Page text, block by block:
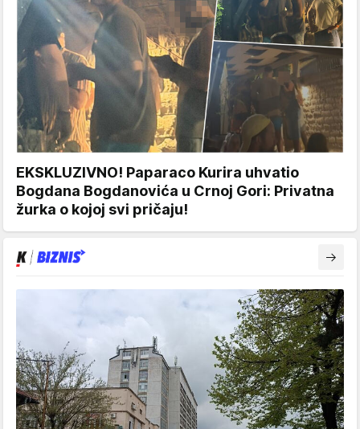
EKSKLUZIVNO! Paparaco Kurira uhvatio
Bogdana Bogdanovića u Crnoj Gori: Privatna
žurka o kojoj svi pričaju!